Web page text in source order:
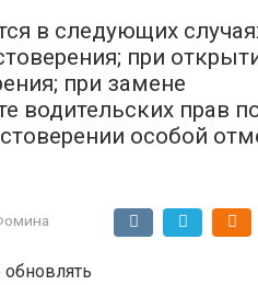
в следующих
при
при замене
водительских прав
особой